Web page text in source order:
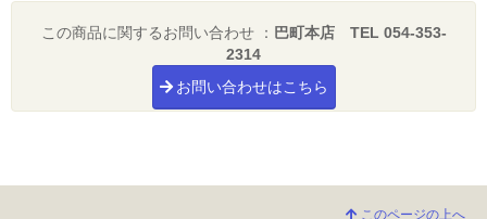
この商品に関するお問い合わせ ： 巴町本店 TEL 054-353-
2314
お問い合わせはこちら
このページの上へ